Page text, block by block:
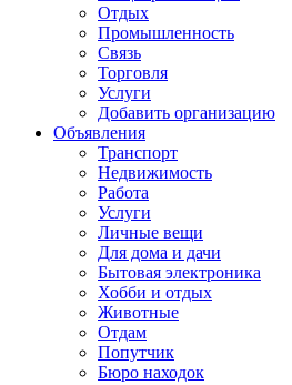
Отдых
Промышленность
Связь
Торговля
Услуги
Добавить организацию
Объявления
Транспорт
Недвижимость
Работа
Услуги
Личные вещи
Для дома и дачи
Бытовая электроника
Хобби и отдых
Животные
Отдам
Попутчик
Бюро находок